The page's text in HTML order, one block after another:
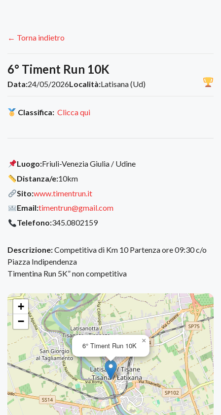
← Torna indietro
6° Timent Run 10K
Data:24/05/2026Località:Latisana (Ud)
Classifica: Clicca qui
Luogo:Friuli-Venezia Giulia / Udine
Distanza/e:10km
Sito:www.timentrun.it
Email:timentrun@gmail.com
Telefono:345.0802159
Descrizione:Competitiva di Km 10 Partenza ore 09:30 c/o
Piazza Indipendenza
Timentina Run 5K” non competitiva
6° Timent Run 10K
×
+
−